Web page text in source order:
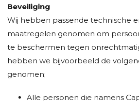
Beveiliging
Wij hebben passende technische
maatregelen genomen om
te beschermen tegen
hebben we bijvoorbeeld de
genomen;
Alle personen die namens